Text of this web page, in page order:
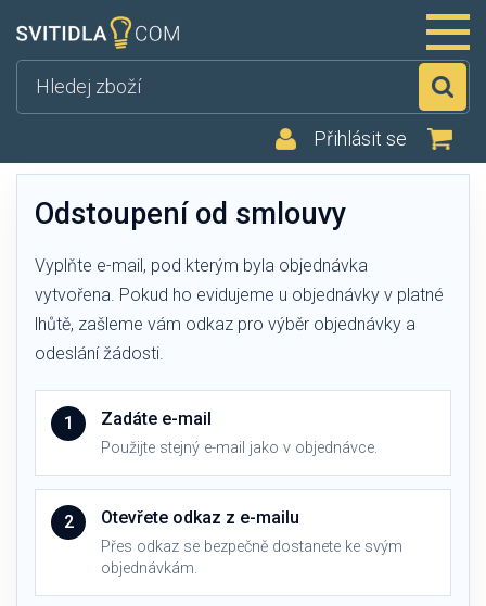
Přihlásit se
Odstoupení od smlouvy
Vyplňte e-mail, pod kterým byla objednávka
vytvořena. Pokud ho evidujeme u objednávky v platné
lhůtě, zašleme vám odkaz pro výběr objednávky a
odeslání žádosti.
1 Zadáte e-mail
Použijte stejný e-mail jako v objednávce.
2 Otevřete odkaz z e-mailu
Přes odkaz se bezpečně dostanete ke svým
objednávkám.